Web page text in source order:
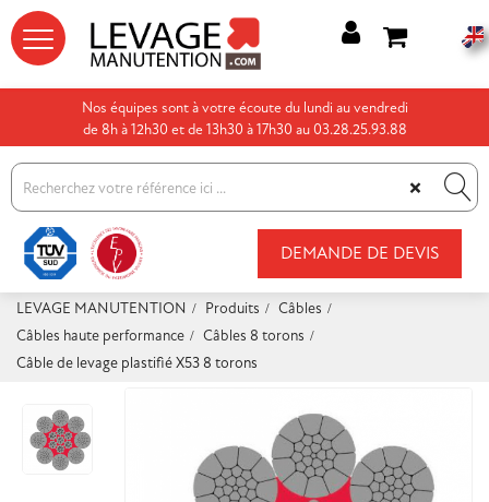
Nos équipes sont à votre écoute du lundi au vendredi
de 8h à 12h30 et de 13h30 à 17h30 au 03.28.25.93.88
×
DEMANDE DE DEVIS
LEVAGE MANUTENTION Produits
Câbles
Câbles haute performance
Câbles 8 torons
Câble de levage plastifié X53 8 torons